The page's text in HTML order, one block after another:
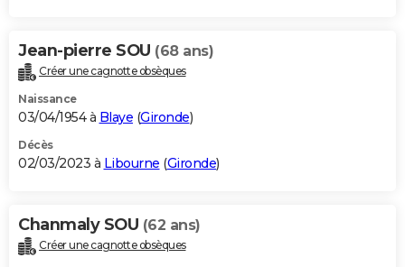
Jean-pierre SOU (68 ans)
Créer une cagnotte obsèques
Naissance
03/04/1954 à Blaye (Gironde)
Décès
02/03/2023 à Libourne (Gironde)
Chanmaly SOU (62 ans)
Créer une cagnotte obsèques